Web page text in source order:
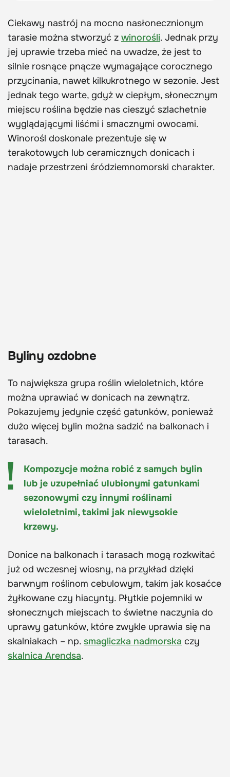
Ciekawy nastrój na mocno nasłonecznionym
tarasie można stworzyć z winorośli. Jednak przy
jej uprawie trzeba mieć na uwadze, że jest to
silnie rosnące pnącze wymagające corocznego
przycinania, nawet kilkukrotnego w sezonie. Jest
jednak tego warte, gdyż w ciepłym, słonecznym
miejscu roślina będzie nas cieszyć szlachetnie
wyglądającymi liśćmi i smacznymi owocami.
Winorośl doskonale prezentuje się w
terakotowych lub ceramicznych donicach i
nadaje przestrzeni śródziemnomorski charakter.
Byliny ozdobne
To największa grupa roślin wieloletnich, które
można uprawiać w donicach na zewnątrz.
Pokazujemy jedynie część gatunków, ponieważ
dużo więcej bylin można sadzić na balkonach i
tarasach.
Kompozycje można robić z samych bylin
lub je uzupełniać ulubionymi gatunkami
sezonowymi czy innymi roślinami
wieloletnimi, takimi jak niewysokie
krzewy.
Donice na balkonach i tarasach mogą rozkwitać
już od wczesnej wiosny, na przykład dzięki
barwnym roślinom cebulowym, takim jak kosaćce
żyłkowane czy hiacynty. Płytkie pojemniki w
słonecznych miejscach to świetne naczynia do
uprawy gatunków, które zwykle uprawia się na
skalniakach – np. smagliczka nadmorska czy
skalnica Arendsa.